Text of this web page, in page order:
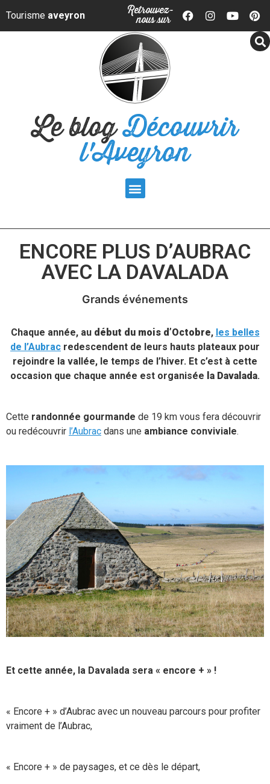
Panneau de gestion des cookies
Tourisme aveyron Retrouvez-
nous sur
Le blogDécouvrir
l'Aveyron
ENCORE PLUS D’AUBRAC
AVEC LA DAVALADA
Grands événements
Chaque année, au début du mois d’Octobre, les belles
de l’Aubrac redescendent de leurs hauts plateaux pour
rejoindre la vallée, le temps de l’hiver. Et c’est à cette
occasion que chaque année est organisée la Davalada.
Cette randonnée gourmande de 19 km vous fera découvrir
ou redécouvrir l’Aubrac dans une ambiance conviviale.
Et cette année, la Davalada sera « encore + » !
« Encore + » d’Aubrac avec un nouveau parcours pour profiter
vraiment de l’Aubrac,
« Encore + » de paysages, et ce dès le départ,